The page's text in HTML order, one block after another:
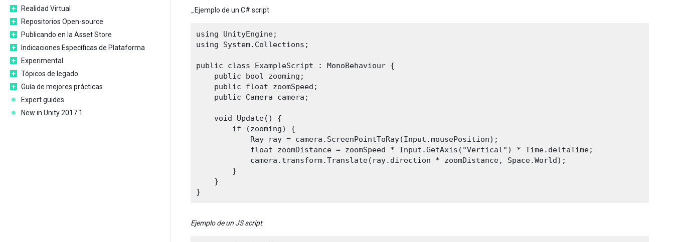
Realidad Virtual
Repositorios Open-source
Publicando en la Asset Store
Indicaciones Específicas de Plataforma
Experimental
Tópicos de legado
Guía de mejores prácticas
Expert guides
New in Unity 2017.1
_Ejemplo de un C# script
using UnityEngine;
using System.Collections;
public class ExampleScript : MonoBehaviour {
    public bool zooming;
    public float zoomSpeed;
    public Camera camera;
    void Update() {
        if (zooming) {
            Ray ray = camera.ScreenPointToRay(Input.mousePosition);
            float zoomDistance = zoomSpeed * Input.GetAxis("Vertical") * Time.deltaTime;
            camera.transform.Translate(ray.direction * zoomDistance, Space.World);
        }
    }
Ejemplo de un JS script